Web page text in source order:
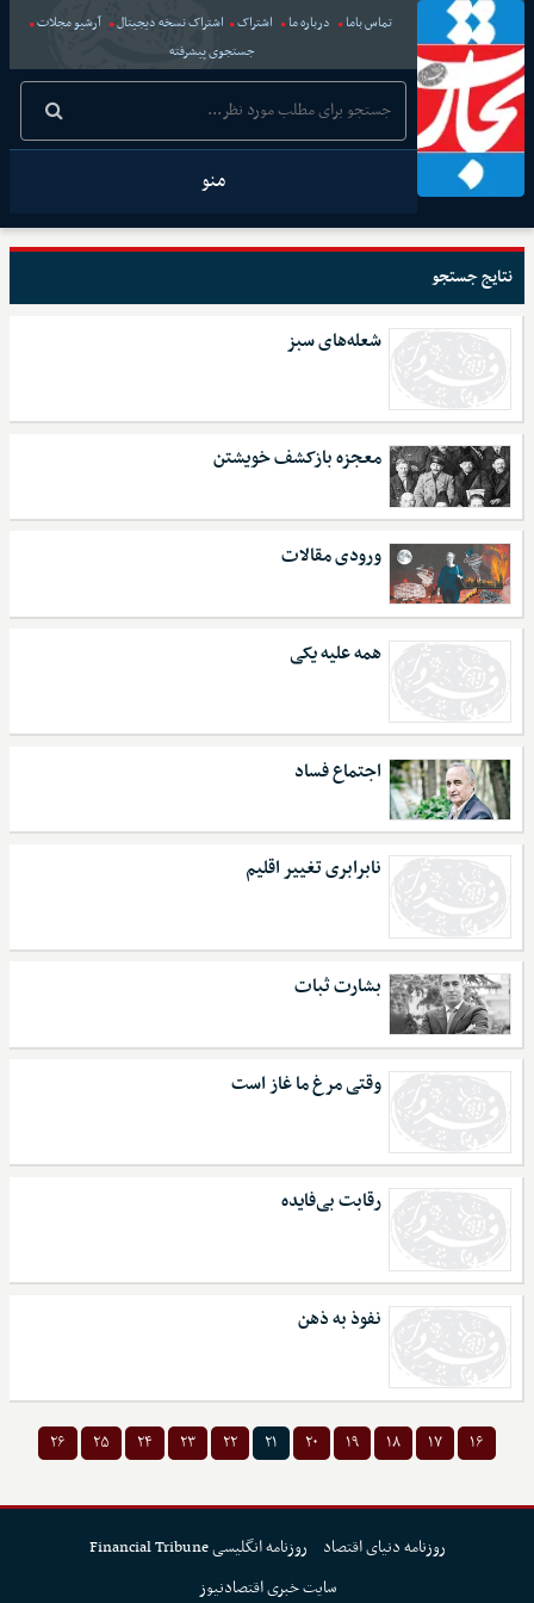
تماس باما درباره ما اشتراک اشتراک نسخه دیجیتال
آرشیو مجلات
جستجوی پیشرفته
منو
نتایج جستجو
شعله‌های سبز
معجزه بازکشف خویشتن
ورودی مقالات
همه علیه یکی
اجتماع فساد
نابرابری تغییر اقلیم
بشارت ثبات
وقتی مرغ ما غاز است
رقابت بی‌فایده
نفوذ به ذهن
۱۶ ۱۷ ۱۸ ۱۹ ۲۰ ۲۱ ۲۲ ۲۳ ۲۴ ۲۵ ۲۶
روزنامه دنیای اقتصاد
روزنامه انگلیسی Financial Tribune
سایت خبری اقتصادنیوز